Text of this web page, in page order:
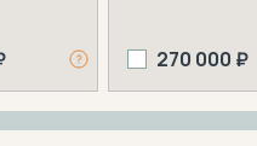
270 000 ₽